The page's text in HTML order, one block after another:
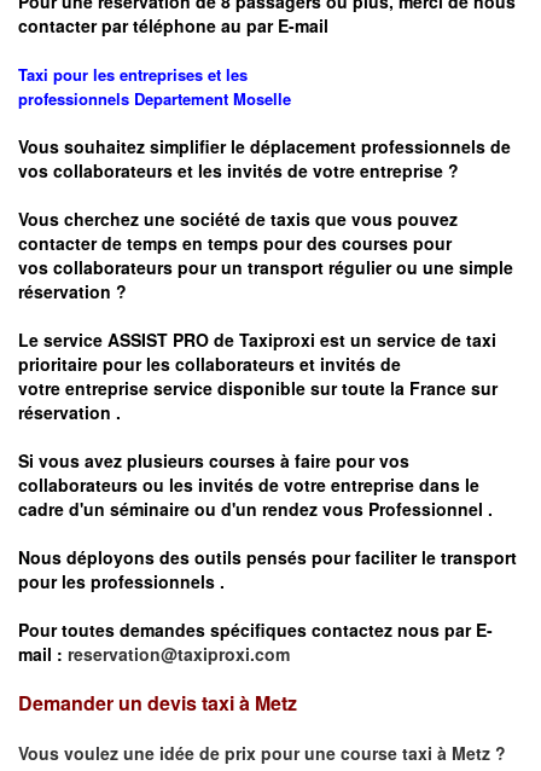
contacter par téléphone au par E-mail
Taxi pour les entreprises et les
professionnels Departement Moselle
Vous souhaitez simplifier le déplacement professionnels de
vos collaborateurs et les invités de votre entreprise ?
Vous cherchez une société de taxis que vous pouvez
contacter de temps en temps pour des courses pour
vos collaborateurs pour un transport régulierou une simple
réservation ?
Le service ASSIST PRO de Taxiproxi est un service de taxi
prioritaire pour les collaborateurs et invités de
votre entreprise service disponible sur toute la France sur
réservation .
Si vous avez plusieurs courses à faire pour vos
collaborateurs ou les invités de votre entreprise dans le
cadre d'un séminaire ou d'un rendez vous Professionnel .
Nous déployons des outils pensés pour faciliter le transport
pour les professionnels .
Pour toutes demandes spécifiques contactez nous par E-
mail : reservation@taxiproxi.com
Demander un devis taxi à Metz
Vous voulez une idée de prix pour une course taxi à Metz ?